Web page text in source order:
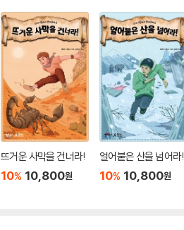
뜨거운 사막을 건너라!
10% 10,800원
얼어붙은 산을 넘어라!
10% 10,800원